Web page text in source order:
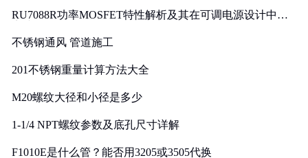
RU7088R功率MOSFET特性解析及其在可调电源设计中的
不锈钢通风 管道施工
201不锈钢重量计算方法大全
M20螺纹大径和小径是多少
1-1/4 NPT螺纹参数及底孔尺寸详解
F1010E是什么管？能否用3205或3505代换